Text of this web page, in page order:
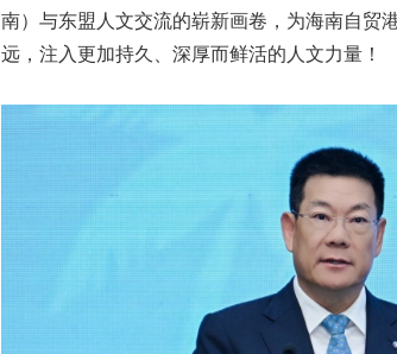
南）与东盟人文交流的崭新画卷，为海南自贸
远，注入更加持久、深厚而鲜活的人文力量！